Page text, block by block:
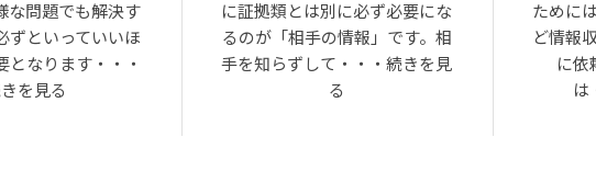
な問題でも解決す
ずといっていいほ
となります・・・
を見る
に証拠類とは別に必ず必要にな
るのが「相手の情報」です。相
手を知らずして・・・続きを見
る
ために
ど情報
に依
は